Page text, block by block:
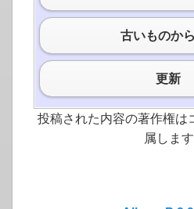
古いものから
更新
投稿された内容の著作権は
属します